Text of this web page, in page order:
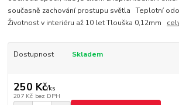
současně zachování prostupu světla Teplotní
Životnost v interiéru až 10 let Tlouška 0,12mm
Dostupnost Skladem
250 Kč/ks
207 Kč bez DPH